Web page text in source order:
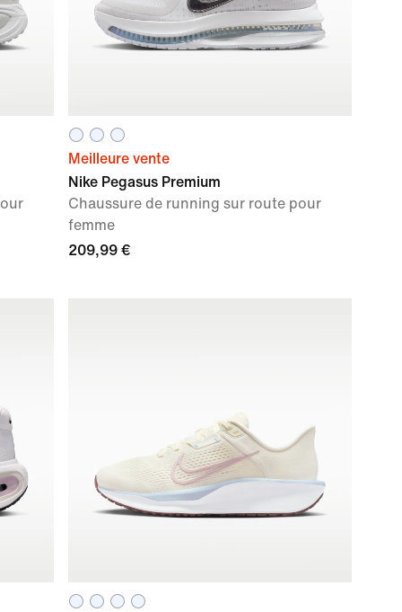
Meilleure vente
Nike Pegasus Premium
Chaussure de running sur route pour
femme
209,99 €